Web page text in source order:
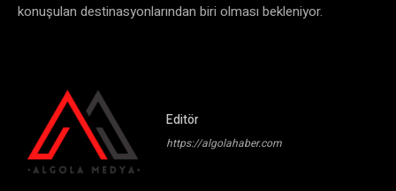
konuşulan destinasyonlarından biri olması bekleniyor.
Editör
https://algolahaber.com